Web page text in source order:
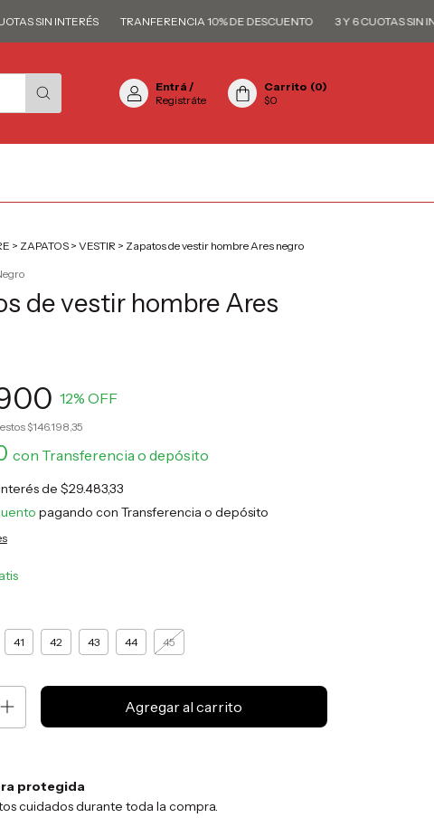
SIN INTERÉS TRANFERENCIA 10% DE DESCUENTO 3 Y 6 CUOTAS SIN
Entrá /
Registráte
Carrito (0)
$0
> ZAPATOS > VESTIR > Zapatos de vestir hombre Ares negro
de vestir hombre Ares
12% OFF
$146.198,35
con Transferencia o depósito
de $29.483,33
pagando con Transferencia o depósito
41 42 43 44 45
protegida
cuidados durante toda la compra.